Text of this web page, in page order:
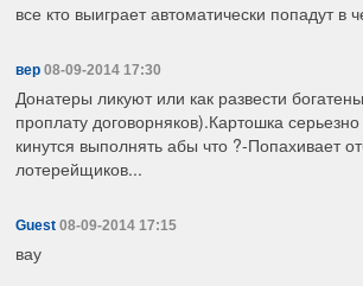
все кто выиграет автоматически попадут в
вер 08-09-2014 17:30
Донатеры ликуют или как развести
проплату договорняков).Картошка
кинутся выполнять абы что ?-Попахивает
лотерейщиков...
Guest 08-09-2014 17:15
вау